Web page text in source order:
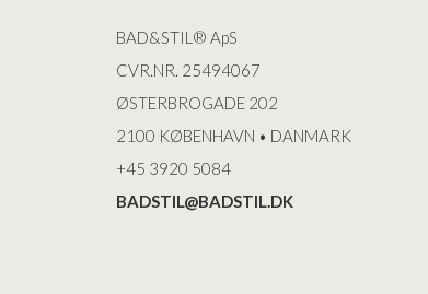
BAD&STIL® ApS
CVR.NR. 25494067
ØSTERBROGADE 202
2100 KØBENHAVN • DANMARK
+45 3920 5084
BADSTIL@BADSTIL.DK